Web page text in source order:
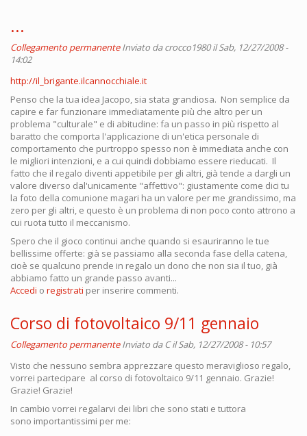
...
Collegamento permanente Inviato dacrocco1980il Sab, 12/27/2008 -
14:02
http://il_brigante.ilcannocchiale.it
Penso che la tua idea Jacopo, sia stata grandiosa. Non semplice da
capire e far funzionare immediatamente più che altro per un
problema "culturale" e di abitudine: fa un passo in più rispetto al
baratto che comporta l'applicazione di un'etica personale di
comportamento che purtroppo spesso non è immediata anche con
le migliori intenzioni, e a cui quindi dobbiamo essere rieducati. Il
fatto che il regalo diventi appetibile per gli altri, già tende a dargli un
valore diverso dal'unicamente "affettivo": giustamente come dici tu
la foto della comunione magari ha un valore per me grandissimo, ma
zero per gli altri, e questo è un problema di non poco conto attrono a
cui ruota tutto il meccanismo.
Spero che il gioco continui anche quando si esauriranno le tue
bellissime offerte: già se passiamo alla seconda fase della catena,
cioè se qualcuno prende in regalo un dono che non sia il tuo, già
abbiamo fatto un grande passo avanti...
Accedi o registrati per inserire commenti.
Corso di fotovoltaico 9/11 gennaio
Collegamento permanente Inviato daCil Sab, 12/27/2008 - 10:57
Visto che nessuno sembra apprezzare questo meraviglioso regalo,
vorrei partecipare al corso di fotovoltaico 9/11 gennaio. Grazie!
Grazie! Grazie!
In cambio vorrei regalarvi dei libri che sono stati e tuttora
sono importantissimi per me: